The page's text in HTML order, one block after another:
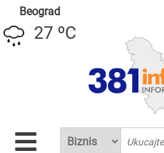
Beograd
27 ºC